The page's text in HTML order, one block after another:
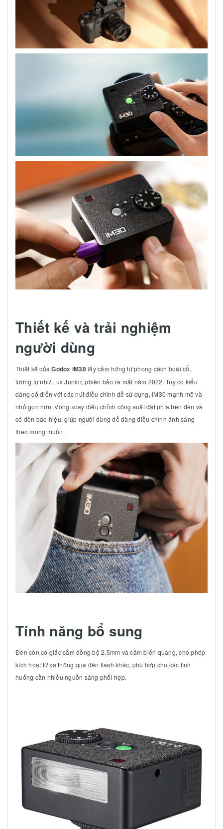
Thiết kế và trải nghiệm
người dùng
Thiết kế củaGodox iM30lấy cảm hứng từ phong cách hoài cổ,
tương tự như Lux Junior, phiên bản ra mắt năm 2022. Tuy có kiểu
dáng cổ điển với các nút điều chỉnh dễ sử dụng, iM30 mạnh mẽ và
nhỏ gọn hơn. Vòng xoay điều chỉnh công suất đặt phía trên đèn và
có đèn báo hiệu, giúp người dùng dễ dàng điều chỉnh ánh sáng
theo mong muốn.
Tính năng bổ sung
Đèn còn có giắc cắm đồng bộ 2.5mm và cảm biến quang, cho phép
kích hoạt từ xa thông qua đèn flash khác, phù hợp cho các tình
huống cần nhiều nguồn sáng phối hợp.